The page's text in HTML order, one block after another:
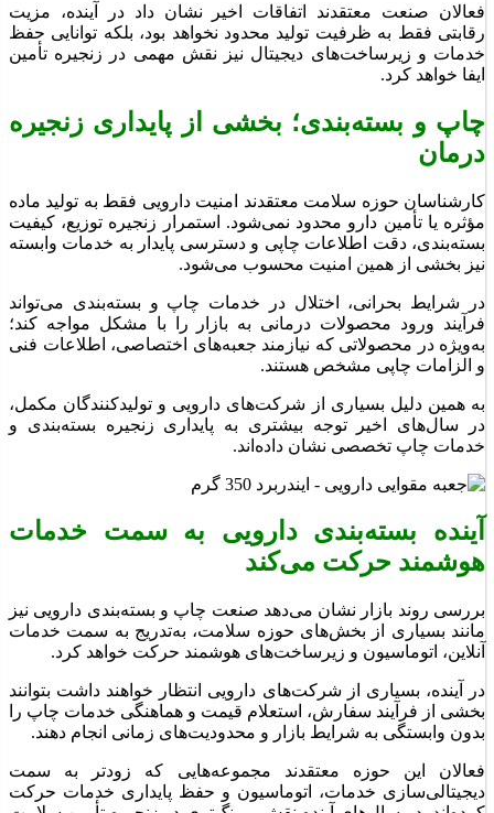
فعالان صنعت معتقدند اتفاقات اخیر نشان داد در آینده، مزیت
رقابتی فقط به ظرفیت تولید محدود نخواهد بود، بلکه توانایی حفظ
خدمات و زیرساخت‌های دیجیتال نیز نقش مهمی در زنجیره تأمین
ایفا خواهد کرد.
چاپ و بسته‌بندی؛ بخشی از پایداری زنجیره
درمان
کارشناسان حوزه سلامت معتقدند امنیت دارویی فقط به تولید ماده
مؤثره یا تأمین دارو محدود نمی‌شود. استمرار زنجیره توزیع، کیفیت
بسته‌بندی، دقت اطلاعات چاپی و دسترسی پایدار به خدمات وابسته
نیز بخشی از همین امنیت محسوب می‌شود.
در شرایط بحرانی، اختلال در خدمات چاپ و بسته‌بندی می‌تواند
فرآیند ورود محصولات درمانی به بازار را با مشکل مواجه کند؛
به‌ویژه در محصولاتی که نیازمند جعبه‌های اختصاصی، اطلاعات فنی
و الزامات چاپی مشخص هستند.
به همین دلیل بسیاری از شرکت‌های دارویی و تولیدکنندگان مکمل،
در سال‌های اخیر توجه بیشتری به پایداری زنجیره بسته‌بندی و
خدمات چاپ تخصصی نشان داده‌اند.
آینده بسته‌بندی دارویی به سمت خدمات
هوشمند حرکت می‌کند
بررسی روند بازار نشان می‌دهد صنعت چاپ و بسته‌بندی دارویی نیز
مانند بسیاری از بخش‌های حوزه سلامت، به‌تدریج به سمت خدمات
آنلاین، اتوماسیون و زیرساخت‌های هوشمند حرکت خواهد کرد.
در آینده، بسیاری از شرکت‌های دارویی انتظار خواهند داشت بتوانند
بخشی از فرآیند سفارش، استعلام قیمت و هماهنگی خدمات چاپ را
بدون وابستگی به شرایط بازار و محدودیت‌های زمانی انجام دهند.
فعالان این حوزه معتقدند مجموعه‌هایی که زودتر به سمت
دیجیتالی‌سازی خدمات، اتوماسیون و حفظ پایداری خدمات حرکت